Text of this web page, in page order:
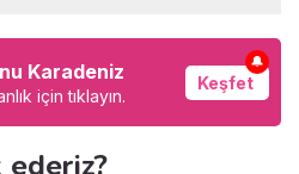
Karadeniz
için tıklayın.
Keşfet
🔔